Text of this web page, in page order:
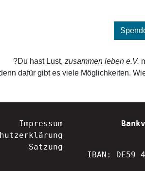
Du hast Lust, zusammen leben e.V.
dafür gibt es viele Möglichkeiten.
IBAN: DE59
Impressum
Satzung